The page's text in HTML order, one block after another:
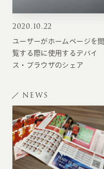
2020.10.22
ユーザーがホームページを閲
覧する際に使用するデバイ
ス・ブラウザのシェア
NEWS